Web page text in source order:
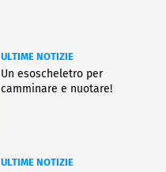
ULTIME NOTIZIE
Un esoscheletro per
camminare e nuotare!
ULTIME NOTIZIE